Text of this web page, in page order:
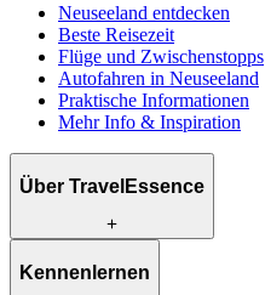
Neuseeland entdecken
Beste Reisezeit
Flüge und Zwischenstopps
Autofahren in Neuseeland
Praktische Informationen
Mehr Info & Inspiration
Über TravelEssence
Was wir anbieten
Kennenlernen